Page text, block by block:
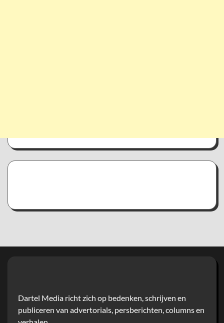
Dartel Media richt zich op bedenken, schrijven en
publiceren van advertorials, persberichten, columns en